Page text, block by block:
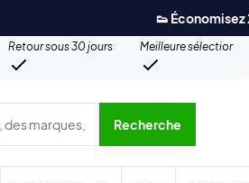
👟
Retour sous 30 jours
Meilleure sélection
marques, etc.
Recherche